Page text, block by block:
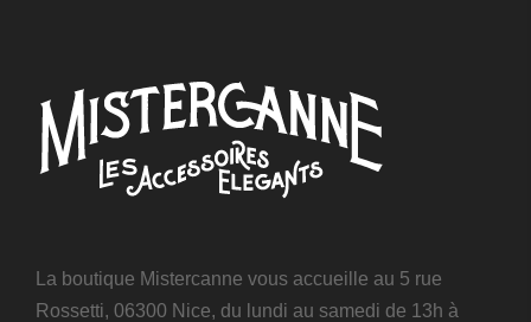
La boutique Mistercanne vous accueille au 5 rue
Rossetti, 06300 Nice, du lundi au samedi de 13h à